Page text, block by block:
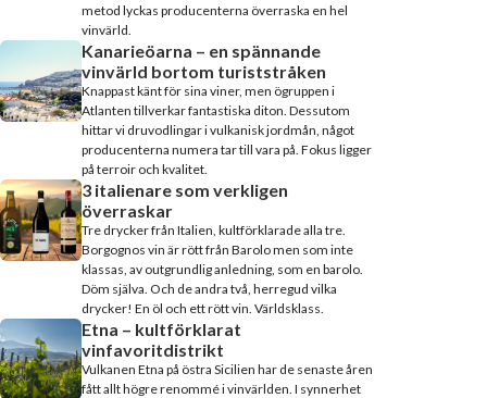
metod lyckas producenterna överraska en hel
vinvärld.
Kanarieöarna – en spännande
vinvärld bortom turiststråken
Knappast känt för sina viner, men ögruppen i
Atlanten tillverkar fantastiska diton. Dessutom
hittar vi druvodlingar i vulkanisk jordmån, något
producenterna numera tar till vara på. Fokus ligger
på terroir och kvalitet.
3 italienare som verkligen
överraskar
Tre drycker från Italien, kultförklarade alla tre.
Borgognos vin är rött från Barolo men som inte
klassas, av outgrundlig anledning, som en barolo.
Döm själva. Och de andra två, herregud vilka
drycker! En öl och ett rött vin. Världsklass.
Etna – kultförklarat
vinfavoritdistrikt
Vulkanen Etna på östra Sicilien har de senaste åren
fått allt högre renommé i vinvärlden. I synnerhet